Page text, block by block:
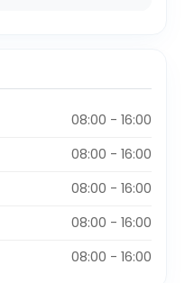
08:00 - 16:00
08:00 - 16:00
08:00 - 16:00
08:00 - 16:00
08:00 - 16:00